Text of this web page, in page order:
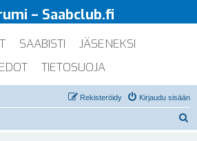
– Saabclub.fi
SAABISTI
JÄSENEKSI
TIETOSUOJA
Kirjaudu sisään
Rekisteröidy